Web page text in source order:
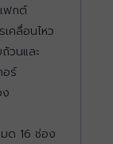
ฟกต์
เคลื่อนไหว
วนและ
อร์
ด 16 ช่อง